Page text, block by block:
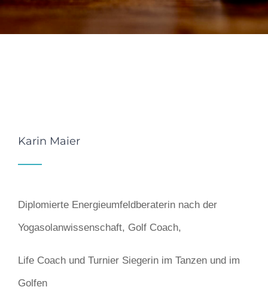
Karin Maier
Diplomierte Energieumfeldberaterin nach der
Yogasolanwissenschaft, Golf Coach,
Life Coach und Turnier Siegerin im Tanzen und im
Golfen